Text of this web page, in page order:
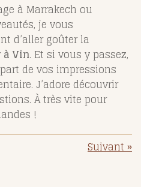
à Marrakech ou
je vous
d’aller goûter la
à Vin. Et si vous y passez,
de vos impressions
J’adore découvrir
À très vite pour
!
Suivant»